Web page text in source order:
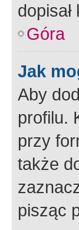
dopisał
Góra
Jak
Aby
profilu.
przy
także
pisząc